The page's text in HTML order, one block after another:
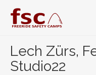
Hauptinhalt
springen
Lech Zürs,
Studio22